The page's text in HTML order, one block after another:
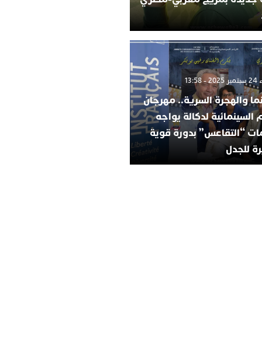
والهجرة السرية.. مهرجان
السينمائية لدكالة يواجه
“التقاعس” بدورة قوية
للجدل